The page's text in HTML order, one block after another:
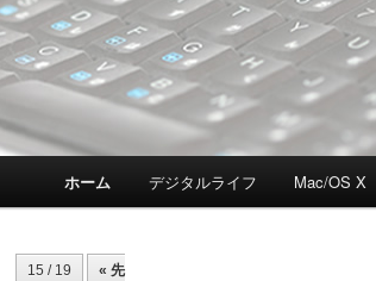
メインコンテンツへ移動
サブコンテンツへ移動
ホーム デジタルライフ Mac/OS X
投稿ナビゲーション
15 / 19
« 先